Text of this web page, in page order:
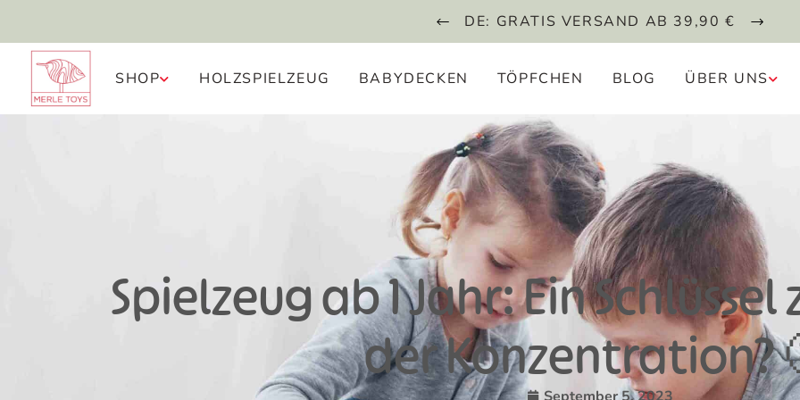
DE: GRATIS VERSAND AB 39,90 €
SHOP HOLZSPIELZEUG BABYDECKEN TÖPFCHEN BLOG ÜBER UNS
Spielzeug ab 1 Jahr: Ein
der Konzentration?